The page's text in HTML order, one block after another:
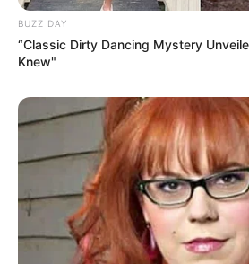
BUZZ DAY
“Classic Dirty Dancing Mystery
Knew"